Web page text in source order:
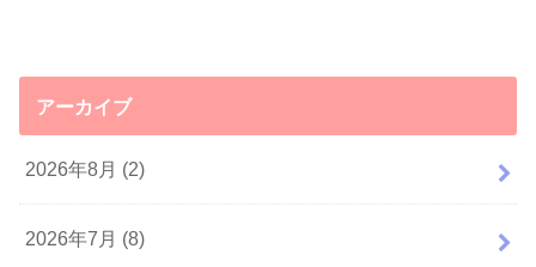
アーカイブ
2026年8月 (2)
2026年7月 (8)